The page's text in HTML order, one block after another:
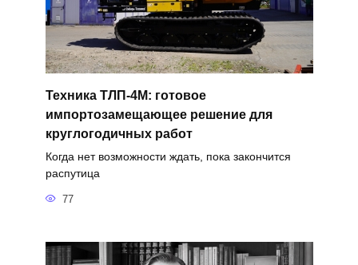
Техника ТЛП-4М: готовое
импортозамещающее решение для
круглогодичных работ
Когда нет возможности ждать, пока закончится
распутица
77